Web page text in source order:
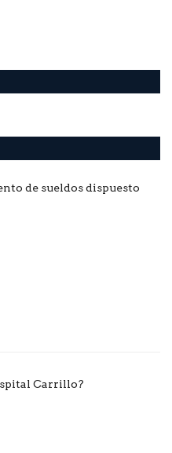
de sueldos dispuesto
Carrillo?